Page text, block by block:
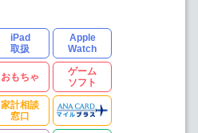
iPad
取扱
Apple
Watch
おもちゃ
ゲーム
ソフト
家計相談
窓口